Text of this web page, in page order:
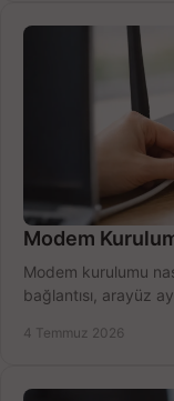
Modem
Modem kurulumu
bağlantısı, arayüz
4 Temmuz 2026